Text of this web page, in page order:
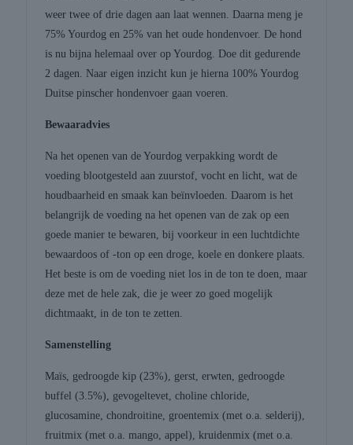
weer twee of drie dagen aan laat wennen. Daarna meng je
75% Yourdog en 25% van het oude hondenvoer. De hond
is nu bijna helemaal over op Yourdog. Doe dit gedurende
2 dagen. Naar eigen inzicht kun je hierna 100% Yourdog
Duitse pinscher hondenvoer gaan voeren.
Bewaaradvies
Na het openen van de Yourdog verpakking wordt de
voeding blootgesteld aan zuurstof, vocht en licht, wat de
houdbaarheid en smaak kan beïnvloeden. Daarom is het
belangrijk de voeding na het openen van de zak op een
goede manier te bewaren, bij voorkeur in een luchtdichte
bewaardoos of -ton op een droge, koele en donkere plaats.
Het beste is om de voeding niet los in de ton te doen, maar
deze met de hele zak, die je weer zo goed mogelijk
dichtmaakt, in de ton te zetten.
Samenstelling
Maïs, gedroogde kip (23%), gerst, erwten, gedroogde
buffel (3.5%), gevogeltevet, choline chloride,
glucosamine, chondroitine, groentemix (met o.a. selderij),
fruitmix (met o.a. mango, appel), kruidenmix (met o.a.